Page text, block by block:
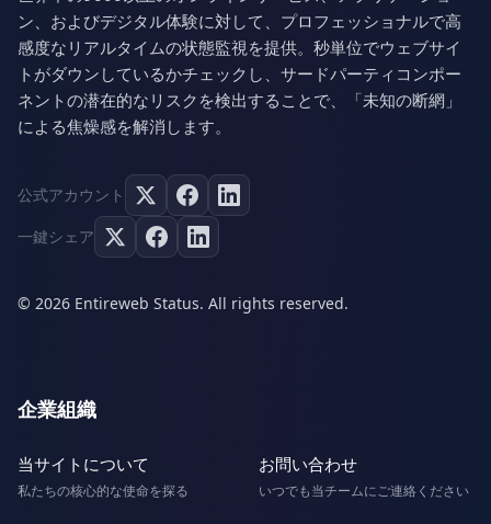
ン、およびデジタル体験に対して、プロフェッショナルで高
感度なリアルタイムの状態監視を提供。秒単位でウェブサイ
トがダウンしているかチェックし、サードパーティコンポー
ネントの潜在的なリスクを検出することで、「未知の断網」
による焦燥感を解消します。
公式アカウント
一鍵シェア
© 2026 Entireweb Status. All rights reserved.
企業組織
当サイトについて
私たちの核心的な使命を探る
お問い合わせ
いつでも当チームにご連絡ください